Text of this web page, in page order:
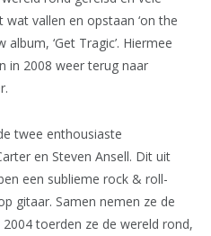
vallen en opstaan ‘on the
‘Get Tragic’. Hiermee
in 2008 weer terug naar
twee enthousiaste
en Steven Ansell. Dit uit
een sublieme rock & roll-
gitaar. Samen nemen ze de
toerden ze de wereld rond,